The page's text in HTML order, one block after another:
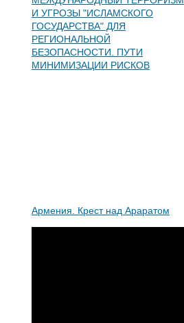
И УГРОЗЫ "ИСЛАМСКОГО
ГОСУДАРСТВА" ДЛЯ
РЕГИОНАЛЬНОЙ
БЕЗОПАСНОСТИ. ПУТИ
МИНИМИЗАЦИИ РИСКОВ
Армения. Крест над Араратом